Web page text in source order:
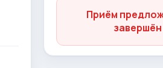
Приём
завершён